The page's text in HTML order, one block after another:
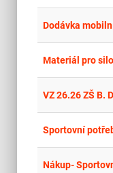
Dodávka
Materiál pro
Sportovní
Nákup-